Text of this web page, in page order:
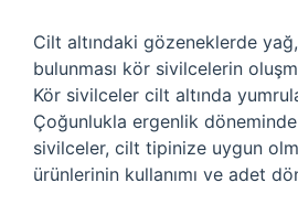
Cilt altındaki gözeneklerde
bulunması kör sivilcelerin
Kör sivilceler cilt altında
Çoğunlukla ergenlik
sivilceler, cilt tipinize uygun
ürünlerinin kullanımı ve adet